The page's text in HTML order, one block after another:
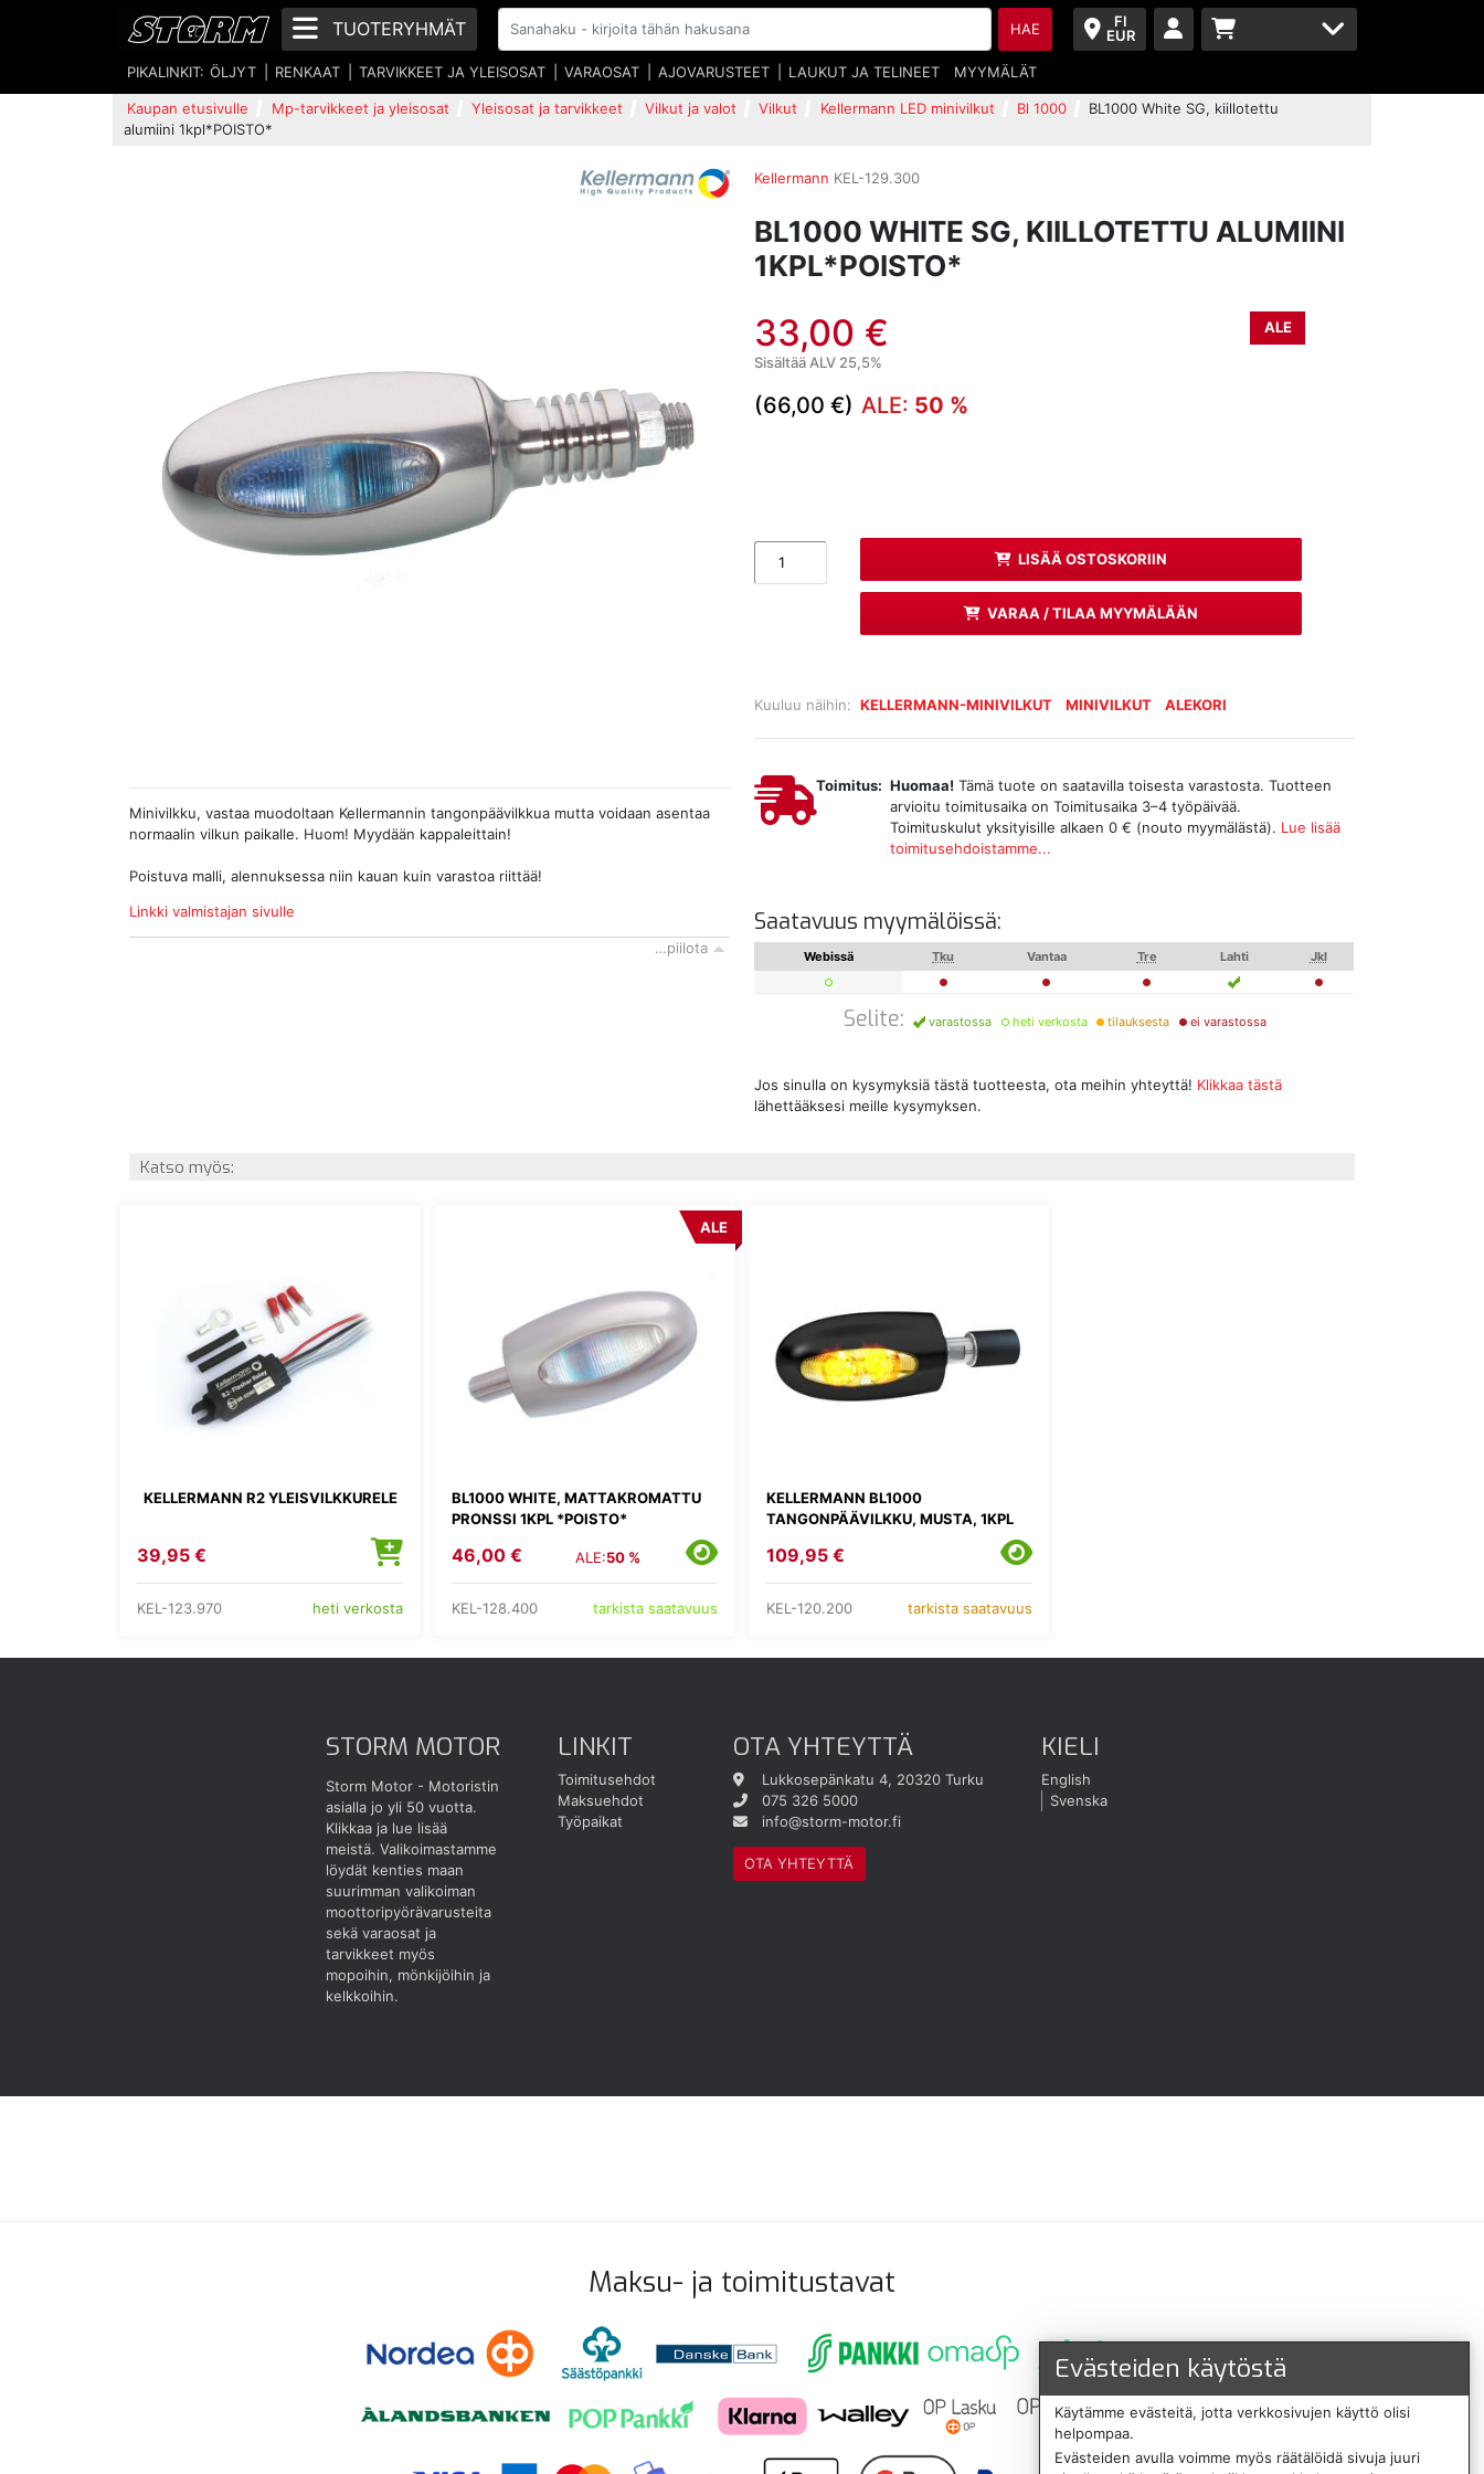
FI
EUR
TUOTERYHMÄT HAE
PIKALINKIT: ÖLJYT RENKAAT TARVIKKEET JA YLEISOSAT VARAOSAT AJOVARUSTEET LAUKUT JA TELINEET MYYMÄLÄT
Kaupan etusivulle Mp-tarvikkeet ja yleisosat Yleisosat ja tarvikkeet Vilkut ja valot Vilkut Kellermann LED minivilkut Bl 1000
BL1000 White SG, kiillotettu
alumiini 1kpl*POISTO*
Kellermann KEL-129.300
BL1000 WHITE SG, KIILLOTETTU ALUMIINI
1KPL*POISTO*
33,00 €
ALE
Sisältää ALV 25,5%
(66,00 €) ALE: 50 %
LISÄÄ OSTOSKORIIN
VARAA / TILAA MYYMÄLÄÄN
Kuuluu näihin: KELLERMANN-MINIVILKUT MINIVILKUT ALEKORI
Toimitus: Huomaa! Tämä tuote on saatavilla toisesta varastosta. Tuotteen
arvioitu toimitusaika on Toimitusaika 3–4 työpäivää.
Toimituskulut yksityisille alkaen 0 € (nouto myymälästä). Lue lisää
toimitusehdoistamme...
Saatavuus myymälöissä:
Webissä Tku Vantaa Tre Lahti Jkl
Selite: varastossa heti verkosta tilauksesta ei varastossa
Jos sinulla on kysymyksiä tästä tuotteesta, ota meihin yhteyttä! Klikkaa tästä
lähettääksesi meille kysymyksen.
Minivilkku, vastaa muodoltaan Kellermannin tangonpäävilkkua mutta voidaan asentaa
normaalin vilkun paikalle. Huom! Myydään kappaleittain!
Poistuva malli, alennuksessa niin kauan kuin varastoa riittää!
Linkki valmistajan sivulle
…piilota
Katso myös:
KELLERMANN R2 YLEISVILKKURELE
39,95 €
KEL-123.970 heti verkosta
BL1000 WHITE, MATTAKROMATTU
PRONSSI 1KPL *POISTO*
ALE
46,00 € ALE:50 %
KEL-128.400 tarkista saatavuus
KELLERMANN BL1000
TANGONPÄÄVILKKU, MUSTA, 1KPL
109,95 €
KEL-120.200 tarkista saatavuus
STORM MOTOR
Storm Motor - Motoristin
asialla jo yli 50 vuotta.
Klikkaa ja lue lisää
meistä. Valikoimastamme
löydät kenties maan
suurimman valikoiman
moottoripyörävarusteita
sekä varaosat ja
tarvikkeet myös
mopoihin, mönkijöihin ja
kelkkoihin.
LINKIT
Toimitusehdot
Maksuehdot
Työpaikat
OTA YHTEYTTÄ
Lukkosepänkatu 4, 20320 Turku
075 326 5000
info@storm-motor.fi
OTA YHTEYTTÄ
KIELI
English
Svenska
Maksu- ja toimitustavat
Evästeiden käytöstä
Käytämme evästeitä, jotta verkkosivujen käyttö olisi
helpompaa.
Evästeiden avulla voimme myös räätälöidä sivuja juuri